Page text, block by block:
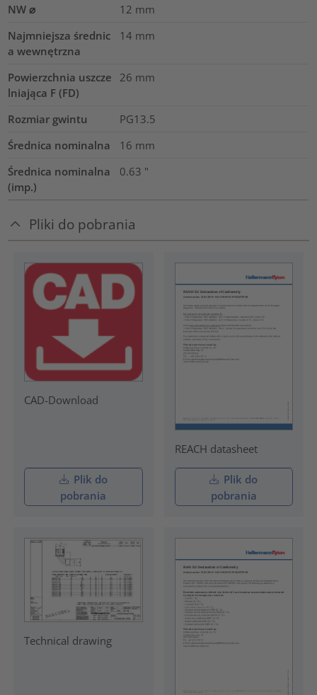
NW ⌀ 12 mm
Najmniejsza średnic
a wewnętrzna
14 mm
Powierzchnia uszcze
lniająca F (FD)
26 mm
Rozmiar gwintu
PG13.5
Średnica nominalna
16 mm
Średnica nominalna
(imp.)
0.63 "
Pliki do pobrania
CAD-Download
Plik do
pobrania
REACH datasheet
Plik do
pobrania
Technical drawing